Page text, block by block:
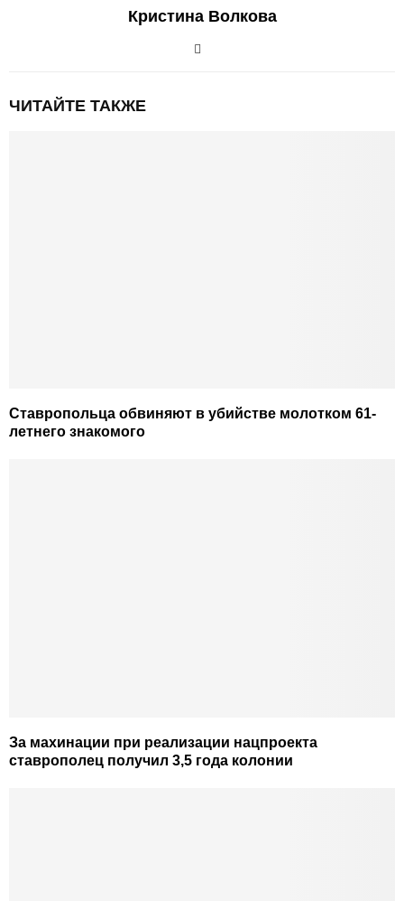
Кристина Волкова
ЧИТАЙТЕ ТАКЖЕ
Ставропольца обвиняют в убийстве молотком 61-
летнего знакомого
За махинации при реализации нацпроекта
ставрополец получил 3,5 года колонии